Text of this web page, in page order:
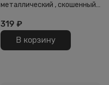
металлический , скошенный
319 ₽
В корзину